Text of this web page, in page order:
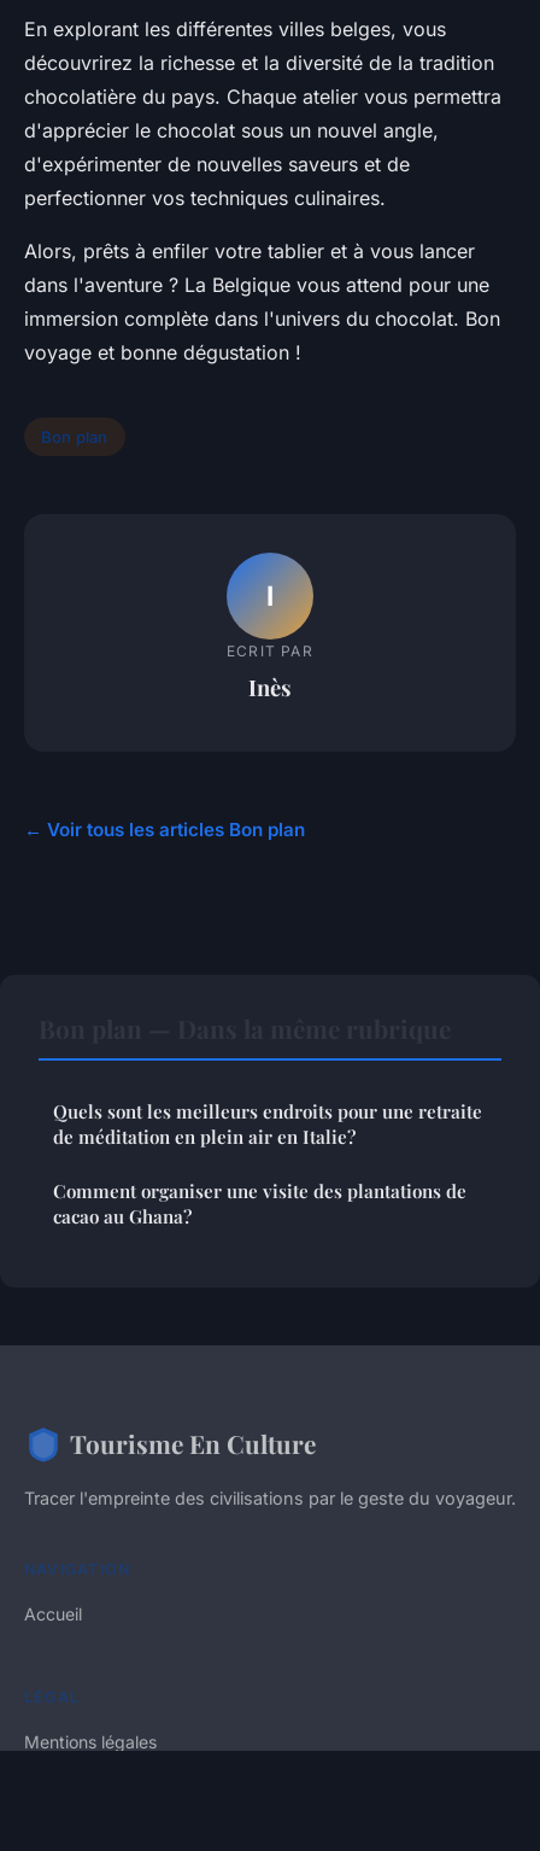
En explorant les différentes villes belges, vous
découvrirez la richesse et la diversité de la tradition
chocolatière du pays. Chaque atelier vous permettra
d'apprécier le chocolat sous un nouvel angle,
d'expérimenter de nouvelles saveurs et de
perfectionner vos techniques culinaires.
Alors, prêts à enfiler votre tablier et à vous lancer
dans l'aventure ? La Belgique vous attend pour une
immersion complète dans l'univers du chocolat. Bon
voyage et bonne dégustation !
Bon plan
I
ECRIT PAR
Inès
← Voir tous les articles Bon plan
Quels sont les meilleurs endroits pour une retraite
de méditation en plein air en Italie?
Comment organiser une visite des plantations de
cacao au Ghana?
Tourisme En Culture
Tracer l'empreinte des civilisations par le geste du voyageur.
NAVIGATION
Accueil
LÉGAL
Mentions légales